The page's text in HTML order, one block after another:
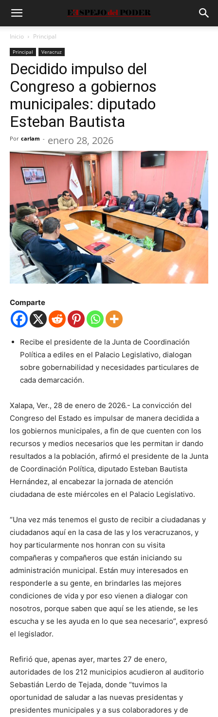
Inicio Principal
Principal Veracruz
Decidido impulso del
Congreso a gobiernos
municipales: diputado
Esteban Bautista
Por carlam - enero 28, 2026
Comparte
Recibe el presidente de la Junta de Coordinación
Política a ediles en el Palacio Legislativo, dialogan
sobre gobernabilidad y necesidades particulares de
cada demarcación.
Xalapa, Ver., 28 de enero de 2026.- La convicción del
Congreso del Estado es impulsar de manera decidida a
los gobiernos municipales, a fin de que cuenten con los
recursos y medios necesarios que les permitan ir dando
resultados a la población, afirmó el presidente de la Junta
de Coordinación Política, diputado Esteban Bautista
Hernández, al encabezar la jornada de atención
ciudadana de este miércoles en el Palacio Legislativo.
“Una vez más tenemos el gusto de recibir a ciudadanas y
ciudadanos aquí en la casa de las y los veracruzanos, y
hoy particularmente nos honran con su visita
compañeras y compañeros que están iniciando su
administración municipal. Están muy interesados en
responderle a su gente, en brindarles las mejores
condiciones de vida y por eso vienen a dialogar con
nosotros, porque saben que aquí se les atiende, se les
escucha y se les ayuda en lo que sea necesario”, expresó
el legislador.
Refirió que, apenas ayer, martes 27 de enero,
autoridades de los 212 municipios acudieron al auditorio
Sebastián Lerdo de Tejada, donde “tuvimos la
oportunidad de saludar a las nuevas presidentas y
presidentes municipales y a sus colaboradores y de